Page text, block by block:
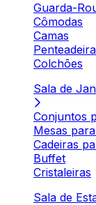
Guarda-
Cômodas
Camas
Colchões
Sala de
Conjuntos
Mesas
Cadeiras
Buffet
Cristaleiras
Sala de